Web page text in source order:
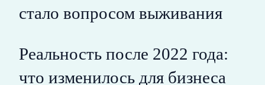
стало вопросом выживания
Реальность после 2022 года:
что изменилось для бизнеса